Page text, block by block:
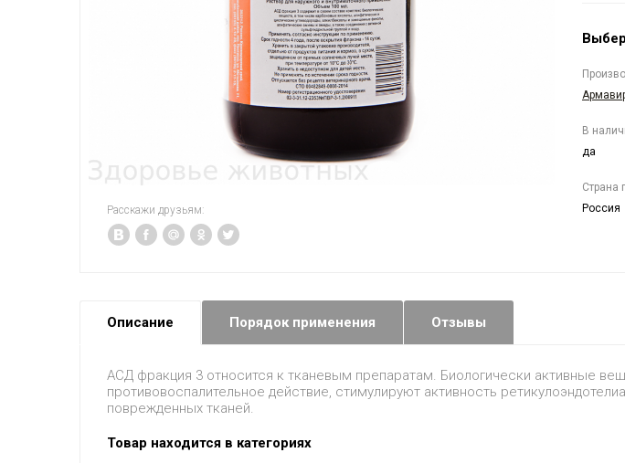
Расскажи друзьям:
В
да
Страна
Россия
Описание Порядок применения Отзывы
АСД фракция 3 относится к тканевым препаратам. Биологически активные
противовоспалительное действие, стимулируют активность
поврежденных тканей.
Товар находится в категориях